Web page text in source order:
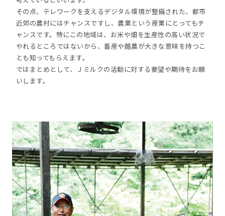
その点、テレワークを支えるデジタル環境が整備された、都市
近郊の農村にはチャンスですし、農業という産業にとってもチ
ャンスです。特にこの地域は、お米や畑を生産性の高い状況で
やれるところではないから、畜産や酪農が大きな意味を持つこ
とも知ってもらえます。
ではまとめとして、Ｊミルクの活動に対する要望や期待をお願
いします。